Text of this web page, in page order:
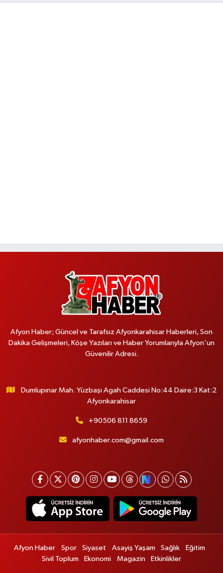
Afyon Haber; Güncel ve Tarafsız Afyonkarahisar Haberleri, Son
Dakika Gelişmeleri, Köşe Yazıları ve Haber Yorumlarıyla Afyon'un
Güvenilir Adresi.
Dumlupınar Mah. Yüzbaşı Agah Caddesi No:44 Daire:3 Kat:2
Afyonkarahisar
+90506 811 8659
afyonhaber.com@gmail.com
Afyon Haber Spor Siyaset Asayiş Yaşam Sağlık
Eğitim
Sivil Toplum
Ekonomi Magazin Etkinlikler